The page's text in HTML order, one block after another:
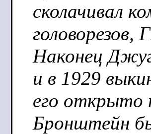
сколачивал
Наконец
и в 1929
его открыто
Бронштейн